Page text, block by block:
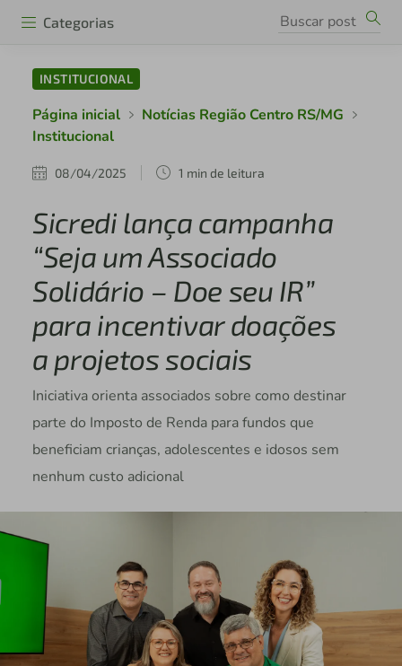
Categorias
INSTITUCIONAL
Página inicial
Notícias Região Centro RS/MG
Institucional
08/04/2025 1 min de leitura
Sicredi lança campanha
“Seja um Associado
Solidário – Doe seu IR”
para incentivar doações
a projetos sociais
Iniciativa orienta associados sobre como destinar
parte do Imposto de Renda para fundos que
beneficiam crianças, adolescentes e idosos sem
nenhum custo adicional